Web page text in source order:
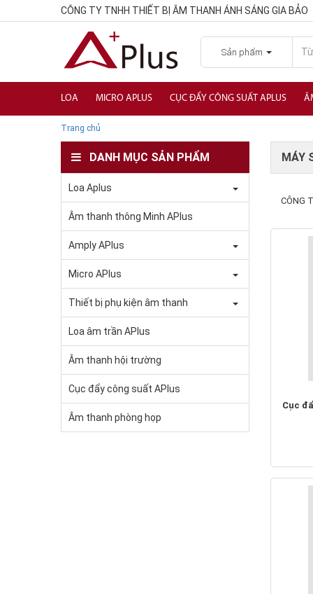
CÔNG TY TNHH THIẾT BỊ ÂM THANH ÁNH SÁNG GIA BẢO
Sản phẩm
LOA MICRO APLUS CỤC ĐẨY CÔNG SUẤT APLUS
Trang chủ
DANH MỤC SẢN PHẨM
Loa Aplus
Âm thanh thông Minh APlus
Amply APlus
Micro APlus
Thiết bị phụ kiện âm thanh
Loa âm trần APlus
Âm thanh hội trường
Cục đẩy công suất APlus
Âm thanh phòng họp
MÁY
CÔNG
Cục